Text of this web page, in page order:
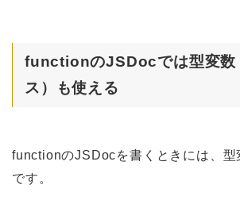
functionのJSDocでは型変数
ス）も使える
functionのJSDocを書くときには、型
です。